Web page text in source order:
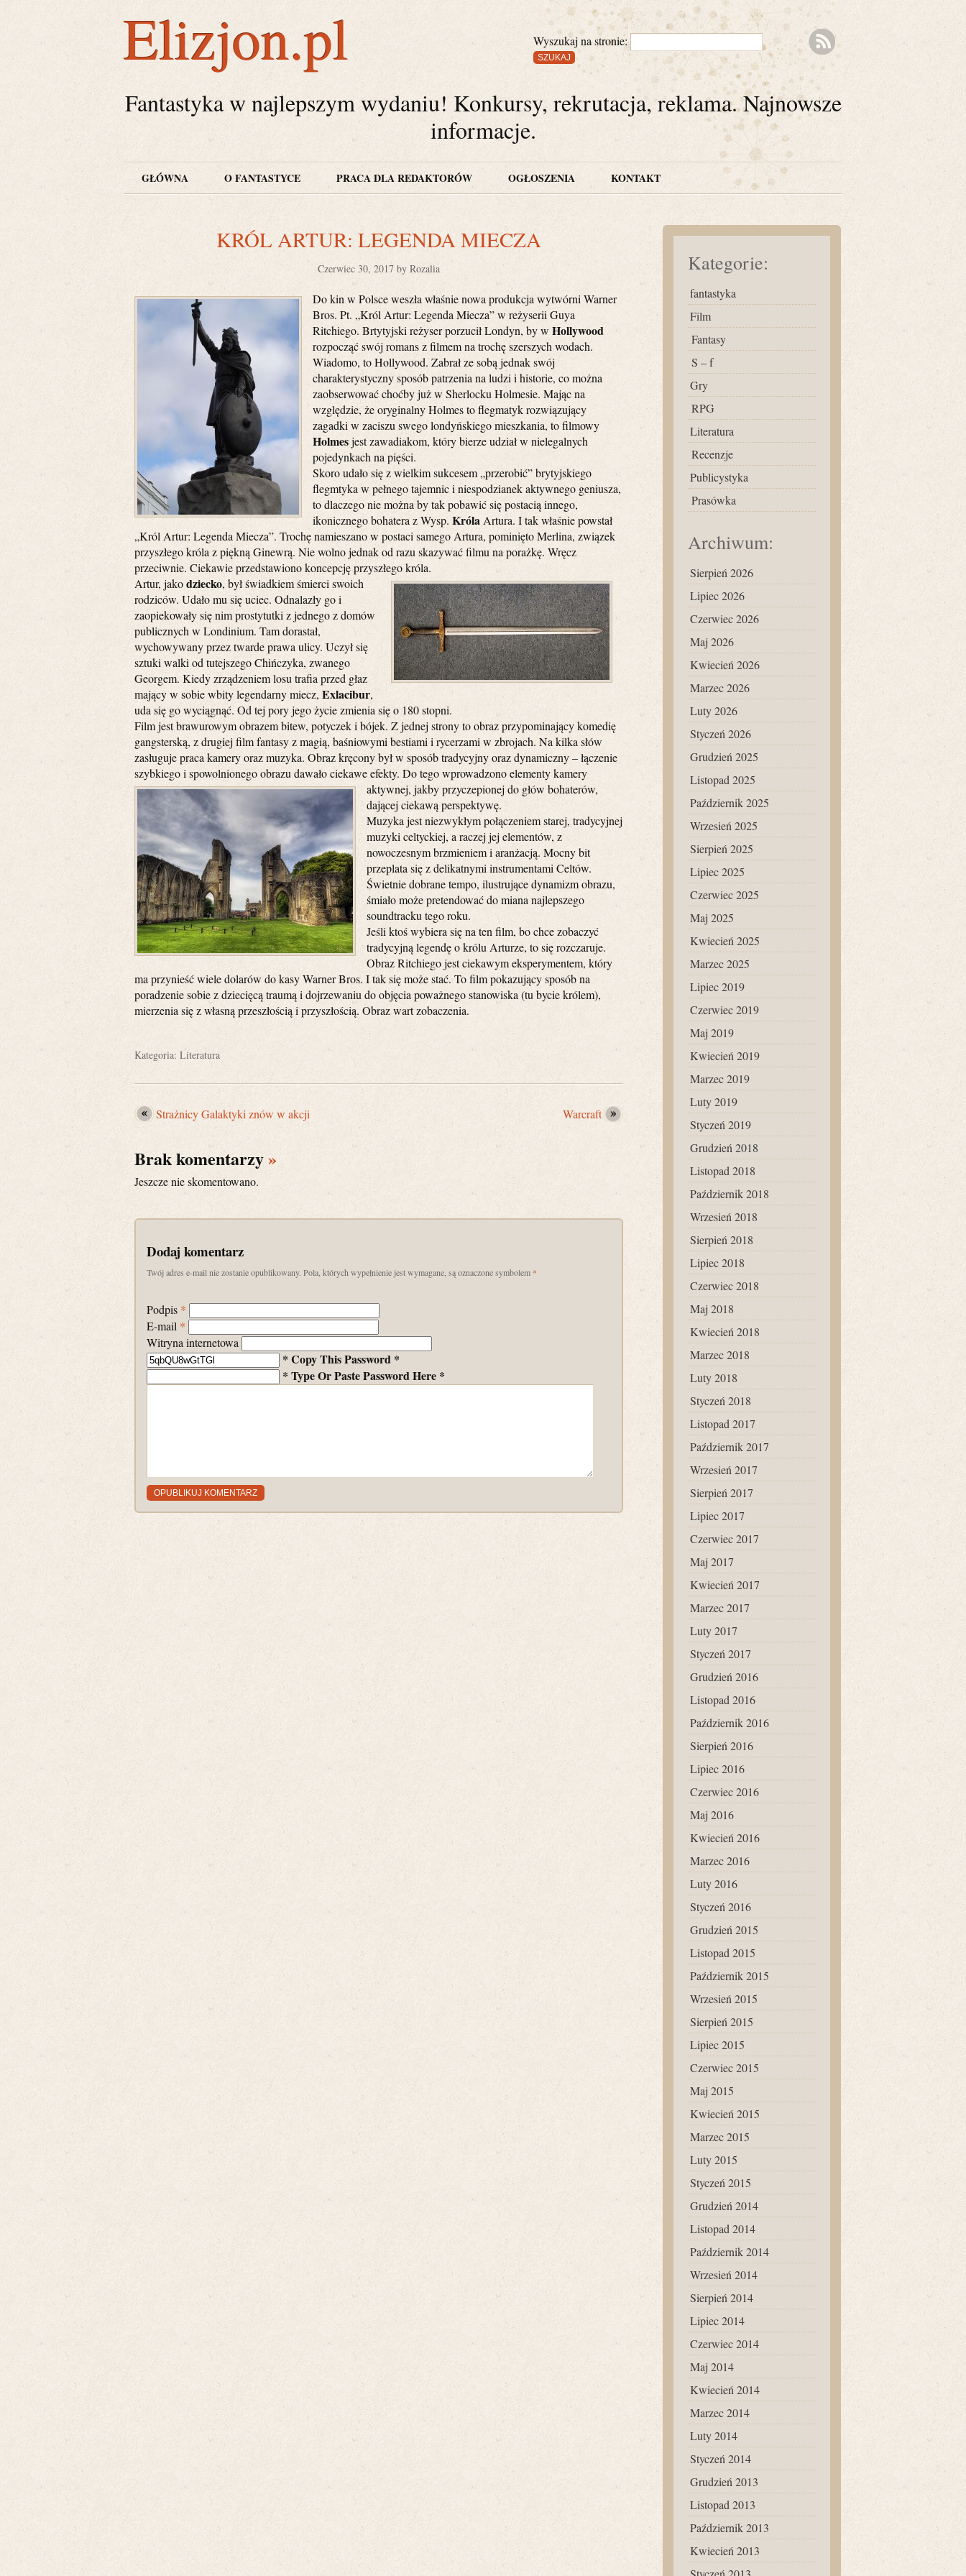
Wyszukaj na stronie:
Elizjon.pl
Fantastyka w najlepszym wydaniu! Konkursy, rekrutacja, reklama. Najnowsze
informacje.
GŁÓWNA O FANTASTYCE PRACA DLA REDAKTORÓW OGŁOSZENIA KONTAKT
KRÓL ARTUR: LEGENDA MIECZA
Czerwiec 30, 2017 by Rozalia
Do kin w Polsce weszła właśnie nowa produkcja wytwórni Warner
Bros. Pt. „Król Artur: Legenda Miecza” w reżyserii Guya
Ritchiego. Brtytyjski reżyser porzucił Londyn, by w Hollywood
rozpocząć swój romans z filmem na trochę szerszych wodach.
Wiadomo, to Hollywood. Zabrał ze sobą jednak swój
charakterystyczny sposób patrzenia na ludzi i historie, co można
zaobserwować choćby już w Sherlocku Holmesie. Mając na
względzie, że oryginalny Holmes to flegmatyk rozwiązujący
zagadki w zaciszu swego londyńskiego mieszkania, to filmowy
Holmesjest zawadiakom, który bierze udział w nielegalnych
pojedynkach na pięści.
Skoro udało się z wielkim sukcesem „przerobić” brytyjskiego
flegmtyka w pełnego tajemnic i niespodzianek aktywnego geniusza,
to dlaczego nie można by tak pobawić się postacią innego,
ikonicznego bohatera z Wysp. Króla Artura. I tak właśnie powstał
„Król Artur: Legenda Miecza”. Trochę namieszano w postaci samego Artura, pominięto Merlina, związek
przyszłego króla z piękną Ginewrą. Nie wolno jednak od razu skazywać filmu na porażkę. Wręcz
przeciwnie. Ciekawie przedstawiono koncepcję przyszłego króla.
Artur, jakodziecko, był świadkiem śmierci swoich
rodziców. Udało mu się uciec. Odnalazły go i
zaopiekowały się nim prostytutki z jednego z domów
publicznych w Londinium. Tam dorastał,
wychowywany przez twarde prawa ulicy. Uczył się
sztuki walki od tutejszego Chińczyka, zwanego
Georgem. Kiedy zrządzeniem losu trafia przed głaz
mający w sobie wbity legendarny miecz, Exlacibur,
uda się go wyciągnąć. Od tej pory jego życie zmienia się o 180 stopni.
Film jest brawurowym obrazem bitew, potyczek i bójek. Z jednej strony to obraz przypominający komedię
gangsterską, z drugiej film fantasy z magią, baśniowymi bestiami i rycerzami w zbrojach. Na kilka słów
zasługuje praca kamery oraz muzyka. Obraz kręcony był w sposób tradycyjny oraz dynamiczny – łączenie
szybkiego i spowolnionego obrazu dawało ciekawe efekty. Do tego wprowadzono elementy kamery
aktywnej, jakby przyczepionej do głów bohaterów,
dającej ciekawą perspektywę.
Muzyka jest niezwykłym połączeniem starej, tradycyjnej
muzyki celtyckiej, a raczej jej elementów, z
nowoczesnym brzmieniem i aranżacją. Mocny bit
przeplata się z delikatnymi instrumentami Celtów.
Świetnie dobrane tempo, ilustrujące dynamizm obrazu,
śmiało może pretendować do miana najlepszego
soundtracku tego roku.
Jeśli ktoś wybiera się na ten film, bo chce zobaczyć
tradycyjną legendę o królu Arturze, to się rozczaruje.
Obraz Ritchiego jest ciekawym eksperymentem, który
ma przynieść wiele dolarów do kasy Warner Bros. I tak się może stać. To film pokazujący sposób na
poradzenie sobie z dziecięcą traumą i dojrzewaniu do objęcia poważnego stanowiska (tu bycie królem),
mierzenia się z własną przeszłością i przyszłością. Obraz wart zobaczenia.
Kategoria: Literatura
Strażnicy Galaktyki znów w akcji Warcraft
Brak komentarzy»
Jeszcze nie skomentowano.
Dodaj komentarz
Twój adres e-mail nie zostanie opublikowany. Pola, których wypełnienie jest wymagane, są oznaczone symbolem *
Podpis *
E-mail *
Witryna internetowa
* Copy This Password *
* Type Or Paste Password Here *
Kategorie:
fantastyka
Film
Fantasy
S – f
Gry
RPG
Literatura
Recenzje
Publicystyka
Prasówka
Archiwum:
Sierpień 2026
Lipiec 2026
Czerwiec 2026
Maj 2026
Kwiecień 2026
Marzec 2026
Luty 2026
Styczeń 2026
Grudzień 2025
Listopad 2025
Październik 2025
Wrzesień 2025
Sierpień 2025
Lipiec 2025
Czerwiec 2025
Maj 2025
Kwiecień 2025
Marzec 2025
Lipiec 2019
Czerwiec 2019
Maj 2019
Kwiecień 2019
Marzec 2019
Luty 2019
Styczeń 2019
Grudzień 2018
Listopad 2018
Październik 2018
Wrzesień 2018
Sierpień 2018
Lipiec 2018
Czerwiec 2018
Maj 2018
Kwiecień 2018
Marzec 2018
Luty 2018
Styczeń 2018
Listopad 2017
Październik 2017
Wrzesień 2017
Sierpień 2017
Lipiec 2017
Czerwiec 2017
Maj 2017
Kwiecień 2017
Marzec 2017
Luty 2017
Styczeń 2017
Grudzień 2016
Listopad 2016
Październik 2016
Sierpień 2016
Lipiec 2016
Czerwiec 2016
Maj 2016
Kwiecień 2016
Marzec 2016
Luty 2016
Styczeń 2016
Grudzień 2015
Listopad 2015
Październik 2015
Wrzesień 2015
Sierpień 2015
Lipiec 2015
Czerwiec 2015
Maj 2015
Kwiecień 2015
Marzec 2015
Luty 2015
Styczeń 2015
Grudzień 2014
Listopad 2014
Październik 2014
Wrzesień 2014
Sierpień 2014
Lipiec 2014
Czerwiec 2014
Maj 2014
Kwiecień 2014
Marzec 2014
Luty 2014
Styczeń 2014
Grudzień 2013
Listopad 2013
Październik 2013
Kwiecień 2013